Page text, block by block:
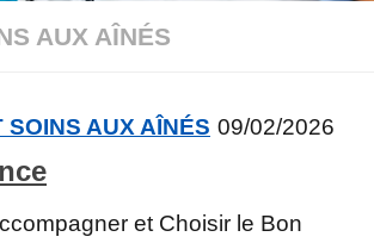
AUX AÎNÉS
SOINS AUX AÎNÉS 09/02/2026
et Choisir le Bon